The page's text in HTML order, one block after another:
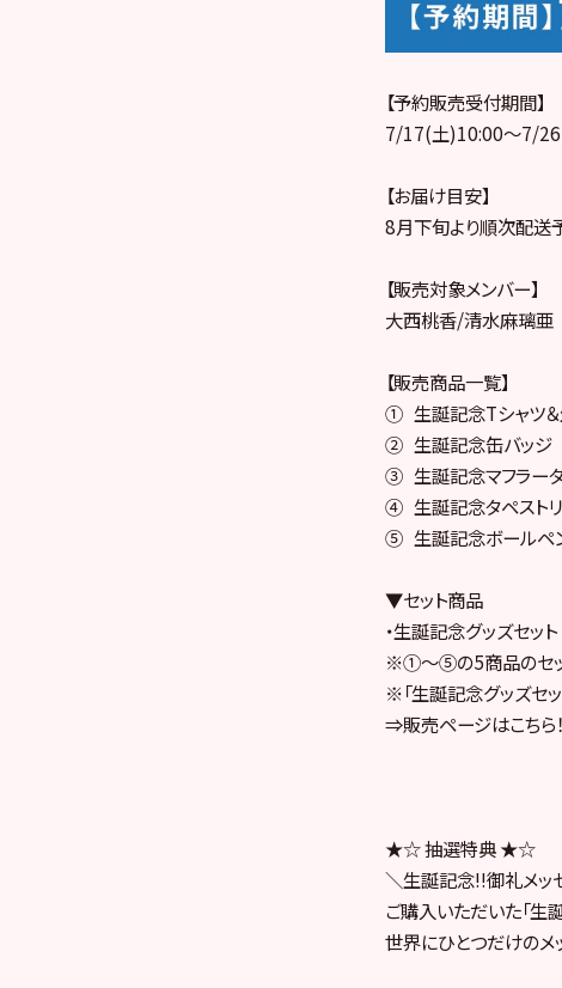
【予約販売受付期間】
7/17(土)10:00～7/
【お届け目安】
8月下旬より順次配送
【販売対象メンバー】
大西桃香/清水麻璃亜
【販売商品一覧】
① 生誕記念Tシャツ
② 生誕記念缶バッ
③ 生誕記念マフラー
④ 生誕記念タペスト
⑤ 生誕記念ボール
▼セット商品
・生誕記念グッズセ
※①～⑤の5商品のセッ
※「生誕記念グッズセ
⇒販売ページはこちら！
★☆ 抽選特典 ★☆
＼生誕記念!!御礼メッ
ご購入いただいた「生
世界にひとつだけの